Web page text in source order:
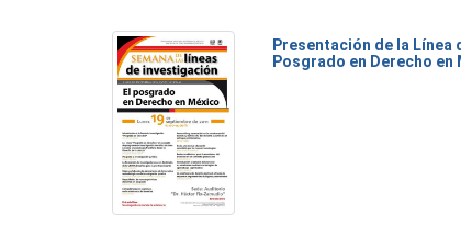
Presentación de la Línea
Posgrado en Derecho en